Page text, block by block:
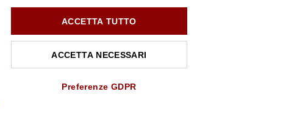
ACCETTA TUTTO
ACCETTA NECESSARI
Preferenze GDPR